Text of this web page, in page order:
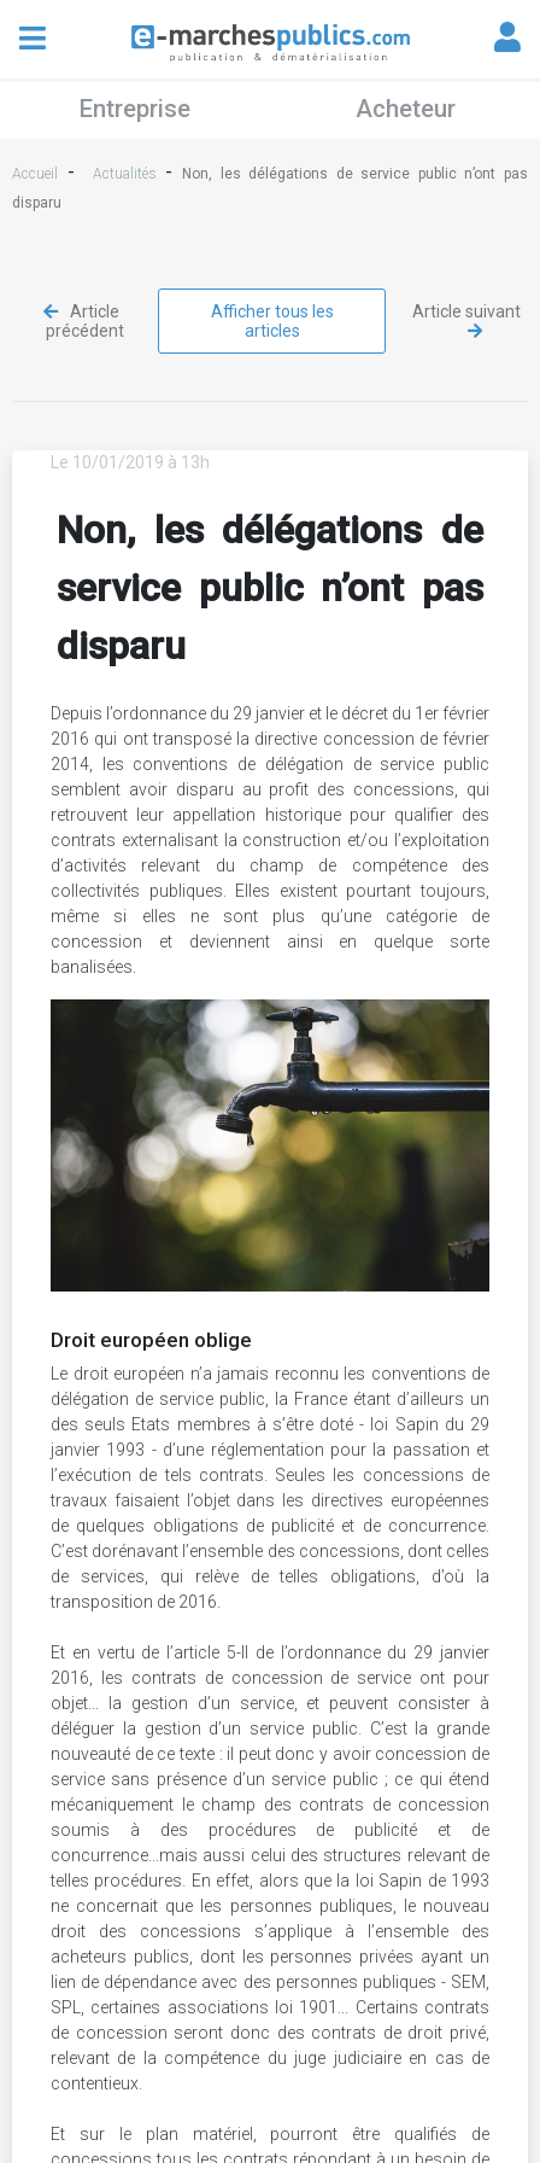
Entreprise Acheteur
Accueil - Actualités -
Non, les délégations de service public n’ont pas
disparu
Article
précédent
Afficher tous les
articles
Article suivant
Le 10/01/2019 à 13h
Non, les délégations de
service public n’ont pas
disparu
Depuis l’ordonnance du 29 janvier et le décret du 1er février
2016 qui ont transposé la directive concession de février
2014, les conventions de délégation de service public
semblent avoir disparu au profit des concessions, qui
retrouvent leur appellation historique pour qualifier des
contrats externalisant la construction et/ou l’exploitation
d’activités relevant du champ de compétence des
collectivités publiques. Elles existent pourtant toujours,
même si elles ne sont plus qu’une catégorie de
concession et deviennent ainsi en quelque sorte
banalisées.
Droit européen oblige
Le droit européen n’a jamais reconnu les conventions de
délégation de service public, la France étant d’ailleurs un
des seuls Etats membres à s’être doté - loi Sapin du 29
janvier 1993 - d’une réglementation pour la passation et
l’exécution de tels contrats. Seules les concessions de
travaux faisaient l’objet dans les directives européennes
de quelques obligations de publicité et de concurrence.
C’est dorénavant l’ensemble des concessions, dont celles
de services, qui relève de telles obligations, d’où la
transposition de 2016.
Et en vertu de l’article 5-II de l’ordonnance du 29 janvier
2016, les contrats de concession de service ont pour
objet... la gestion d’un service, et peuvent consister à
déléguer la gestion d’un service public. C’est la grande
nouveauté de ce texte : il peut donc y avoir concession de
service sans présence d’un service public ; ce qui étend
mécaniquement le champ des contrats de concession
soumis à des procédures de publicité et de
concurrence...mais aussi celui des structures relevant de
telles procédures. En effet, alors que la loi Sapin de 1993
ne concernait que les personnes publiques, le nouveau
droit des concessions s’applique à l’ensemble des
acheteurs publics, dont les personnes privées ayant un
lien de dépendance avec des personnes publiques - SEM,
SPL, certaines associations loi 1901... Certains contrats
de concession seront donc des contrats de droit privé,
relevant de la compétence du juge judiciaire en cas de
contentieux.
Et sur le plan matériel, pourront être qualifiés de